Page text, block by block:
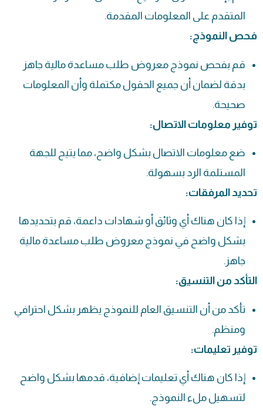
المتقدم على المعلومات المقدمة.
فحص النموذج:
قم بفحص نموذج معروض طلب مساعدة مالية جاهز
بدقة لضمان أن جميع الحقول مكتملة وأن المعلومات
صحيحة.
توفير معلومات الاتصال:
ضع معلومات الاتصال بشكل واضح، مما يتيح للجهة
المستلمة الرد بسهولة.
تحديد المرفقات:
إذا كان هناك أي وثائق أو شهادات داعمة، قم بتحديدها
بشكل واضح في نموذج معروض طلب مساعدة مالية
جاهز.
التأكد من التنسيق:
تأكد من أن التنسيق العام للنموذج يظهر بشكل احترافي
ومنظم.
توفير تعليمات:
إذا كان هناك أي تعليمات إضافية، قدمها بشكل واضح
لتسهيل ملء النموذج.